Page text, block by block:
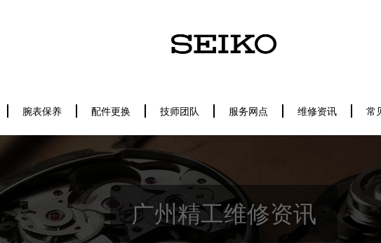
腕表保养 配件更换 技师团队 服务网点 维修资讯 常
广州精工维修资讯